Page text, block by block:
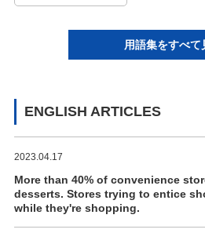
用語集をすべて
ENGLISH ARTICLES
2023.04.17
More than 40% of convenience
desserts. Stores trying to entice
while they're shopping.